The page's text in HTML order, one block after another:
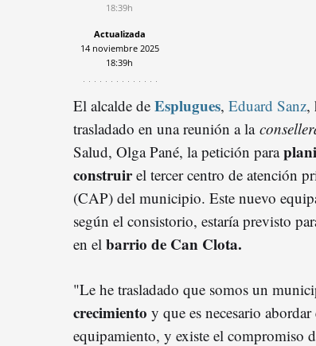
18:39h
Actualizada
14 noviembre 2025
18:39h
El alcalde de Esplugues, Eduard Sanz,
trasladado en una reunión a la
Salud, Olga Pané, la petición para
construirel tercer centro de atención
(CAP) del municipio. Este nuevo
según el consistorio, estaría previsto
en el barrio de Can Clota.
"Le he trasladado que somos un
crecimiento y que es necesario abordar
equipamiento, y existe el compromiso